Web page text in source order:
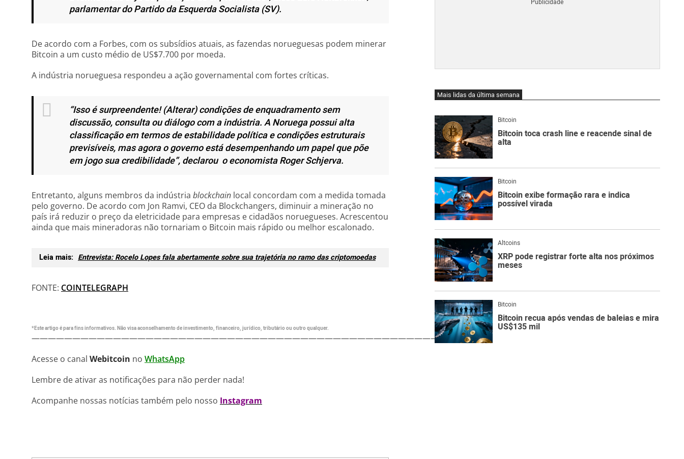
parlamentar do Partido da Esquerda Socialista (SV).
De acordo com a Forbes, com os subsídios atuais, as fazendas norueguesas podem minerar
Bitcoin a um custo médio de US$7.700 por moeda.
A indústria norueguesa respondeu a ação governamental com fortes críticas.
“Isso é surpreendente! (Alterar) condições de enquadramento sem
discussão, consulta ou diálogo com a indústria. A Noruega possui alta
classificação em termos de estabilidade política e condições estruturais
previsíveis, mas agora o governo está desempenhando um papel que põe
em jogo sua credibilidade”, declarou o economista Roger Schjerva.
Entretanto, alguns membros da indústria blockchain local concordam com a medida tomada
pelo governo. De acordo com Jon Ramvi, CEO da Blockchangers, diminuir a mineração no
país irá reduzir o preço da eletricidade para empresas e cidadãos noruegueses. Acrescentou
ainda que mais mineradoras não tornariam o Bitcoin mais rápido ou melhor escalonado.
Leia mais: Entrevista: Rocelo Lopes fala abertamente sobre sua trajetória no ramo das criptomoedas
FONTE: COINTELEGRAPH
*Este artigo é para fins informativos. Não visa aconselhamento de investimento, financeiro, jurídico, tributário ou outro qualquer.
———————————————————————————————————————————————————
Acesse o canal Webitcoin no WhatsApp
Lembre de ativar as notificações para não perder nada!
Acompanhe nossas notícias também pelo nosso Instagram
Mais lidas da última semana
Bitcoin
Bitcoin toca crash line e reacende sinal de
alta
Bitcoin
Bitcoin exibe formação rara e indica
possível virada
Altcoins
XRP pode registrar forte alta nos próximos
meses
Bitcoin
Bitcoin recua após vendas de baleias e mira
US$135 mil